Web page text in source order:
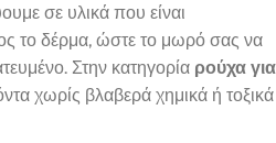
σε υλικά που είναι
το δέρμα, ώστε το μωρό σας να
Στην κατηγορία ρούχα για
χωρίς βλαβερά χημικά ή τοξικά